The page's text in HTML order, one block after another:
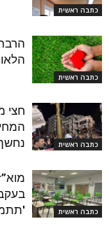
כתבה ראשית
כתבה ראשית
כתבה ראשית
חצי
כתבה ראשית